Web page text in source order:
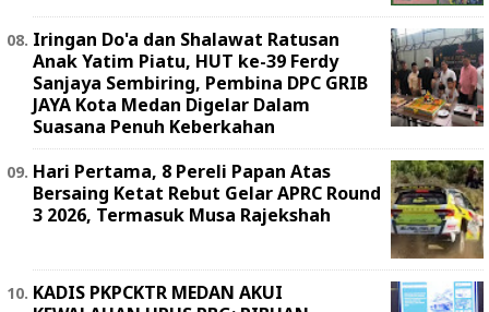
Iringan Do'a dan Shalawat Ratusan
Anak Yatim Piatu, HUT ke-39 Ferdy
Sanjaya Sembiring, Pembina DPC GRIB
JAYA Kota Medan Digelar Dalam
Suasana Penuh Keberkahan
Hari Pertama, 8 Pereli Papan Atas
Bersaing Ketat Rebut Gelar APRC Round
3 2026, Termasuk Musa Rajekshah
KADIS PKPCKTR MEDAN AKUI